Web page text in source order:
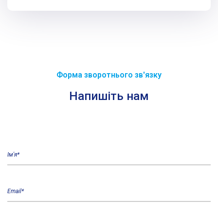
Форма зворотнього зв'язку
Напишіть нам
Ім'я*
Email*